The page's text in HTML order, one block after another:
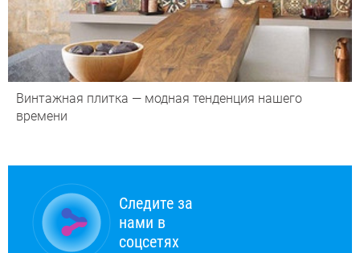
Винтажная плитка — модная тенденция нашего
времени
Следите за
нами в
соцсетях